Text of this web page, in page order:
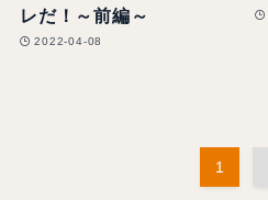
レだ！～前編～
2022-04-08
1